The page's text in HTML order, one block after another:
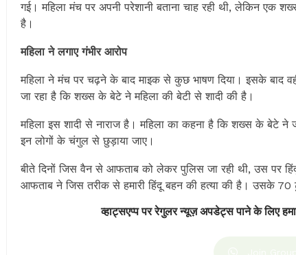
गई। महिला मंच पर अपनी परेशानी बताना चाह रही थी, लेकिन एक
है।
महिला ने लगाए गंभीर आरोप
महिला ने मंच पर चढ़ने के बाद माइक से कुछ भाषण दिया। इसके बाद
जा रहा है कि शख्स के बेटे ने महिला की बेटी से शादी की है।
महिला इस शादी से नाराज है। महिला का कहना है कि शख्स के बेटे
इन लोगों के चंगुल से छुड़ाया जाए।
बीते दिनों जिस वैन से आफताब को लेकर पुलिस जा रही थी, उस पर
आफताब ने जिस तरीक से हमारी हिंदू बहन की हत्या की है। उसके
व्हाट्सएप्प पर रेगुलर न्यूज़ अपडेट्स पाने के लिए